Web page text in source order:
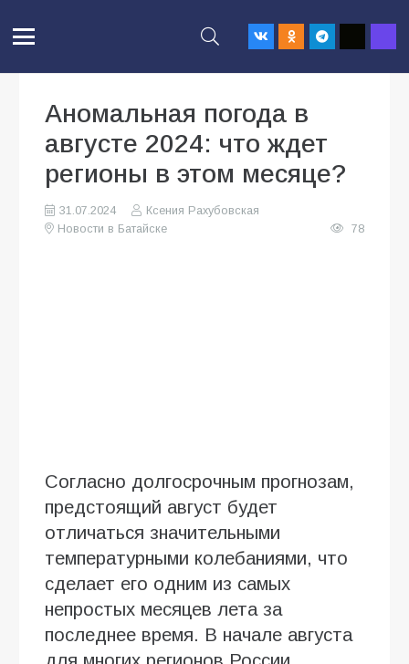
Аномальная погода в
августе 2024: что ждет
регионы в этом месяце?
31.07.2024
Ксения Рахубовская
Новости в Батайске
78
Согласно долгосрочным прогнозам,
предстоящий август будет
отличаться значительными
температурными колебаниями, что
сделает его одним из самых
непростых месяцев лета за
последнее время. В начале августа